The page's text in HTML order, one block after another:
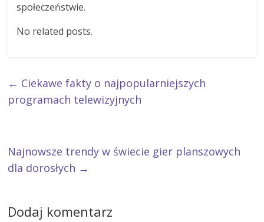
społeczeństwie.
No related posts.
← Ciekawe fakty o najpopularniejszych
programach telewizyjnych
Najnowsze trendy w świecie gier planszowych
dla dorosłych →
Dodaj komentarz